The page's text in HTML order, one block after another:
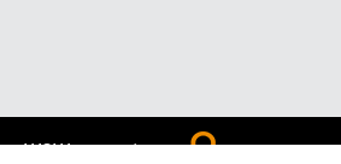
התשלום באתר WOW מאובטח בטכנולוגית SSL